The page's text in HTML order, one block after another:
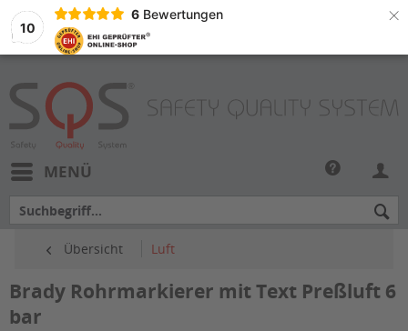
10
6 Bewertungen ×
MENÜ
Übersicht Luft
Brady Rohrmarkierer mit Text Preßluft 6
bar